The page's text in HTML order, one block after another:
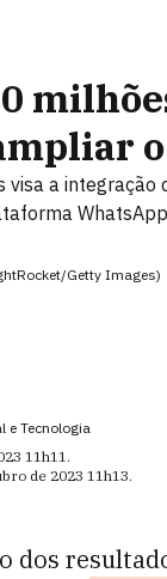
visa a
Getty Images)
e Tecnologia
11h11.
de 2023 11h13.
dos